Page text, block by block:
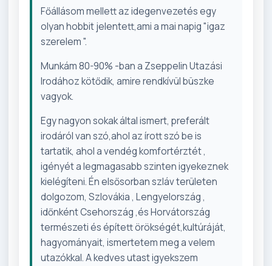
Főállásom mellett az idegenvezetés egy
olyan hobbit jelentett,ami a mai napig "igaz
szerelem ".
Munkám 80-90% -ban a Zseppelin Utazási
Irodához kötődik, amire rendkívül büszke
vagyok.
Egy nagyon sokak által ismert, preferált
irodáról van szó,ahol az írott szó be is
tartatik, ahol a vendég komfortérztét ,
igényét a legmagasabb szinten igyekeznek
kielégíteni. Én elsősorban szláv területen
dolgozom, Szlovákia , Lengyelország ,
időnként Csehország ,és Horvátország
természeti és épített örökségét,kultúráját,
hagyományait, ismertetem meg a velem
utazókkal. A kedves utast igyekszem